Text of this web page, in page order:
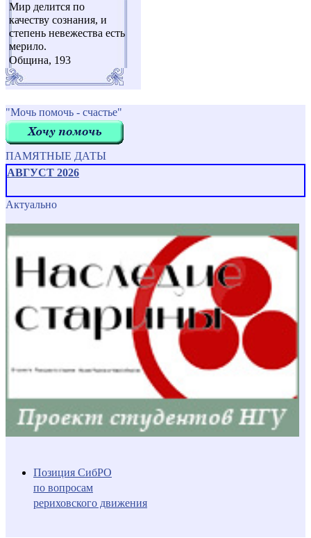
Мир делится по
качеству сознания, и
степень невежества есть
мерило.
Община, 193
"Мочь помочь - счастье"
ПАМЯТНЫЕ ДАТЫ
АВГУСТ 2026
Актуально
Позиция СибРО
по вопросам
рериховского движения